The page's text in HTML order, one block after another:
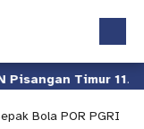
Timur 11.
Bola POR PGRI